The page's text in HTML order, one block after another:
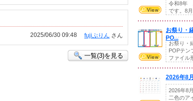
fujiぷりん さん
2025/06/30 09:48
一覧(3)を見る
令和8年
です。8
お祭り・
PO...
お祭り・
POPテン
ファイル
2026年8
2026年8
二色の